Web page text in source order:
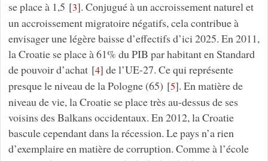
se place à 1,5 [3]. Conjugué à un accroissement naturel et
un accroissement migratoire négatifs, cela contribue à
envisager une légère baisse d’effectifs d’ici 2025. En 2011,
la Croatie se place à 61% du PIB par habitant en Standard
de pouvoir d’achat[4] de l’UE-27. Ce qui représente
presque le niveau de la Pologne (65) [5]. En matière de
niveau de vie, la Croatie se place très au-dessus de ses
voisins des Balkans occidentaux. En 2012, la Croatie
bascule cependant dans la récession. Le pays n’a rien
d’exemplaire en matière de corruption. Comme à l’école